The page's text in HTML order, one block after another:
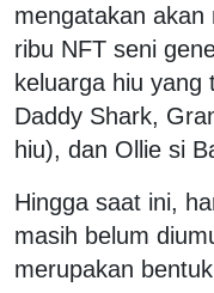
mengatakan
ribu NFT seni
keluarga hiu yang
Daddy Shark,
hiu), dan Ollie si
Hingga saat ini,
masih belum
merupakan